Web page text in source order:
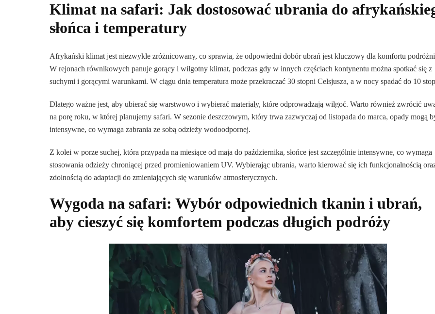
Klimat na safari: Jak dostosować ubrania do
słońca i temperatury
Afrykański klimat jest niezwykle zróżnicowany, co sprawia, że odpowiedni dobór ubrań jest kluczowy dla komfortu
W rejonach równikowych panuje gorący i wilgotny klimat, podczas gdy w innych częściach kontynentu można spotkać się z
suchymi i gorącymi warunkami. W ciągu dnia temperatura może przekraczać 30 stopni Celsjusza, a w nocy spadać do 10
Dlatego ważne jest, aby ubierać się warstwowo i wybierać materiały, które odprowadzają wilgoć. Warto również zwrócić
na porę roku, w której planujemy safari. W sezonie deszczowym, który trwa zazwyczaj od listopada do marca, opady mogą
intensywne, co wymaga zabrania ze sobą odzieży wodoodpornej.
Z kolei w porze suchej, która przypada na miesiące od maja do października, słońce jest szczególnie intensywne, co wymaga
stosowania odzieży chroniącej przed promieniowaniem UV. Wybierając ubrania, warto kierować się ich funkcjonalnością
zdolnością do adaptacji do zmieniających się warunków atmosferycznych.
Wygoda na safari: Wybór odpowiednich tkanin i ubrań,
aby cieszyć się komfortem podczas długich podróży